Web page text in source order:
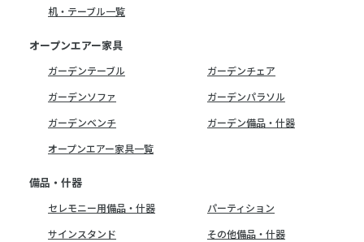
机・テーブル一覧
オープンエアー家具
ガーデンテーブル
ガーデンチェア
ガーデンソファ
ガーデンパラソル
ガーデンベンチ
ガーデン備品・什器
オープンエアー家具一覧
備品・什器
セレモニー用備品・什器
パーティション
サインスタンド
その他備品・什器